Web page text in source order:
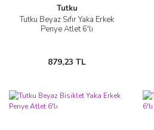
Tutku
Tutku Beyaz Sıfır Yaka Erkek
Penye Atlet 6'lı
879,23 TL